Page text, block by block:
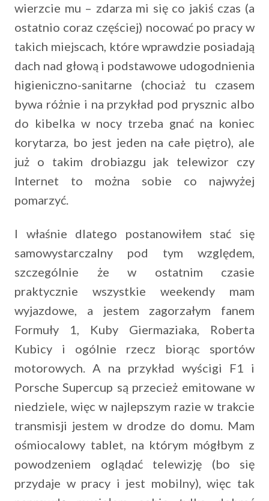
wierzcie mu – zdarza mi się co jakiś czas (a
ostatnio coraz częściej) nocować po pracy w
takich miejscach, które wprawdzie posiadają
dach nad głową i podstawowe udogodnienia
higieniczno-sanitarne (chociaż tu czasem
bywa różnie i na przykład pod prysznic albo
do kibelka w nocy trzeba gnać na koniec
korytarza, bo jest jeden na całe piętro), ale
już o takim drobiazgu jak telewizor czy
Internet to można sobie co najwyżej
pomarzyć.
I właśnie dlatego postanowiłem stać się
samowystarczalny pod tym względem,
szczególnie że w ostatnim czasie
praktycznie wszystkie weekendy mam
wyjazdowe, a jestem zagorzałym fanem
Formuły 1, Kuby Giermaziaka, Roberta
Kubicy i ogólnie rzecz biorąc sportów
motorowych. A na przykład wyścigi F1 i
Porsche Supercup są przecież emitowane w
niedziele, więc w najlepszym razie w trakcie
transmisji jestem w drodze do domu. Mam
ośmiocalowy tablet, na którym mógłbym z
powodzeniem oglądać telewizję (bo się
przydaje w pracy i jest mobilny), więc tak